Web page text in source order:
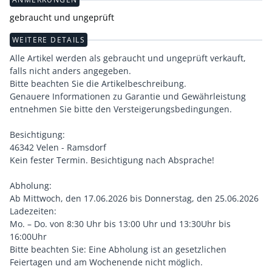
gebraucht und ungeprüft
WEITERE DETAILS
Alle Artikel werden als gebraucht und ungeprüft verkauft,
falls nicht anders angegeben.
Bitte beachten Sie die Artikelbeschreibung.
Genauere Informationen zu Garantie und Gewährleistung
entnehmen Sie bitte den Versteigerungsbedingungen.
Besichtigung:
46342 Velen - Ramsdorf
Kein fester Termin. Besichtigung nach Absprache!
Abholung:
Ab Mittwoch, den 17.06.2026 bis Donnerstag, den 25.06.2026
Ladezeiten:
Mo. – Do. von 8:30 Uhr bis 13:00 Uhr und 13:30Uhr bis
16:00Uhr
Bitte beachten Sie: Eine Abholung ist an gesetzlichen
Feiertagen und am Wochenende nicht möglich.